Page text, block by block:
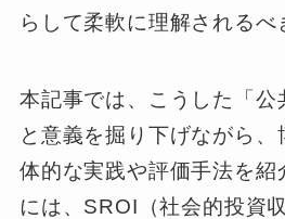
らして柔軟に理解されるべ
本記事では、こうした「公
と意義を掘り下げながら
体的な実践や評価手法を紹
には、SROI（社会的投資